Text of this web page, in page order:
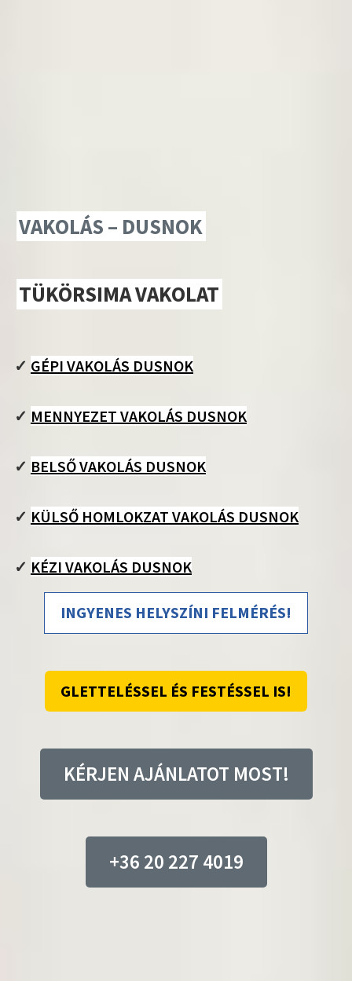
VAKOLÁS – DUSNOK
TÜKÖRSIMA VAKOLAT
✓ GÉPI VAKOLÁS DUSNOK
✓ MENNYEZET VAKOLÁS DUSNOK
✓ BELSŐ VAKOLÁS DUSNOK
✓ KÜLSŐ HOMLOKZAT VAKOLÁS DUSNOK
✓ KÉZI VAKOLÁS DUSNOK
INGYENES HELYSZÍNI FELMÉRÉS!
GLETTELÉSSEL ÉS FESTÉSSEL IS!
KÉRJEN AJÁNLATOT MOST!
+36 20 227 4019